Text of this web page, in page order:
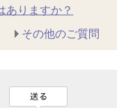
ありますか？
その他のご質問